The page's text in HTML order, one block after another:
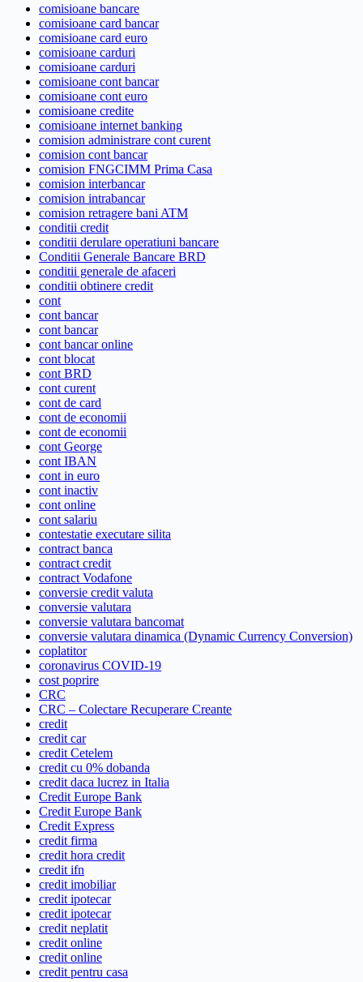
comisioane bancare
comisioane card bancar
comisioane card euro
comisioane carduri
comisioane carduri
comisioane cont bancar
comisioane cont euro
comisioane credite
comisioane internet banking
comision administrare cont curent
comision cont bancar
comision FNGCIMM Prima Casa
comision interbancar
comision intrabancar
comision retragere bani ATM
conditii credit
conditii derulare operatiuni bancare
Conditii Generale Bancare BRD
conditii generale de afaceri
conditii obtinere credit
cont
cont bancar
cont bancar
cont bancar online
cont blocat
cont BRD
cont curent
cont de card
cont de economii
cont de economii
cont George
cont IBAN
cont in euro
cont inactiv
cont online
cont salariu
contestatie executare silita
contract banca
contract credit
contract Vodafone
conversie credit valuta
conversie valutara
conversie valutara bancomat
conversie valutara dinamica (Dynamic Currency Conversion)
coplatitor
coronavirus COVID-19
cost poprire
CRC
CRC – Colectare Recuperare Creante
credit
credit car
credit Cetelem
credit cu 0% dobanda
credit daca lucrez in Italia
Credit Europe Bank
Credit Europe Bank
Credit Express
credit firma
credit hora credit
credit ifn
credit imobiliar
credit ipotecar
credit ipotecar
credit neplatit
credit online
credit online
credit pentru casa